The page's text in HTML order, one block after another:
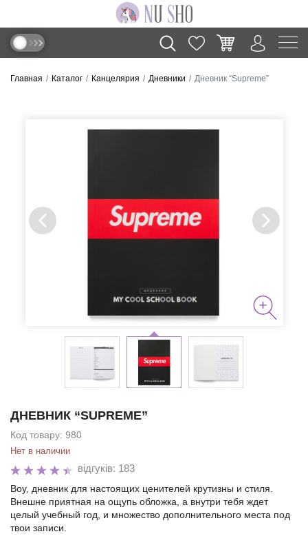
Главная Каталог Канцелярия Дневники Дневник “Supreme”
ДНЕВНИК “SUPREME”
Код товару: 980
Нет в наличии
відгуків: 183
Воу, дневник для настоящих ценителей крутизны и стиля.
Внешне приятная на ощупь обложка, а внутри тебя ждет
целый учебный год, и множество дополнительного места под
твои записи.